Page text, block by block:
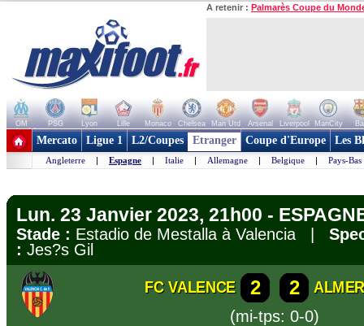
A retenir : Palmarès Coupe du
OM PSG Lyon Lille Monaco Chelsea Man Utd Arsenal Liverpool ManCity
+ de clubs
Mercato Ligue 1 L2/Coupes Etranger Coupe d'Europe Les
Angleterre | Espagne | Italie | Allemagne | Belgique | Pays-Bas
Lun. 23 Janvier 2023, 21h00 -
Stade : Estadio de Mestalla à Valencia |
: Jes?s Gil
FC VALENCE 2 2
(mi-tps: 0-0)